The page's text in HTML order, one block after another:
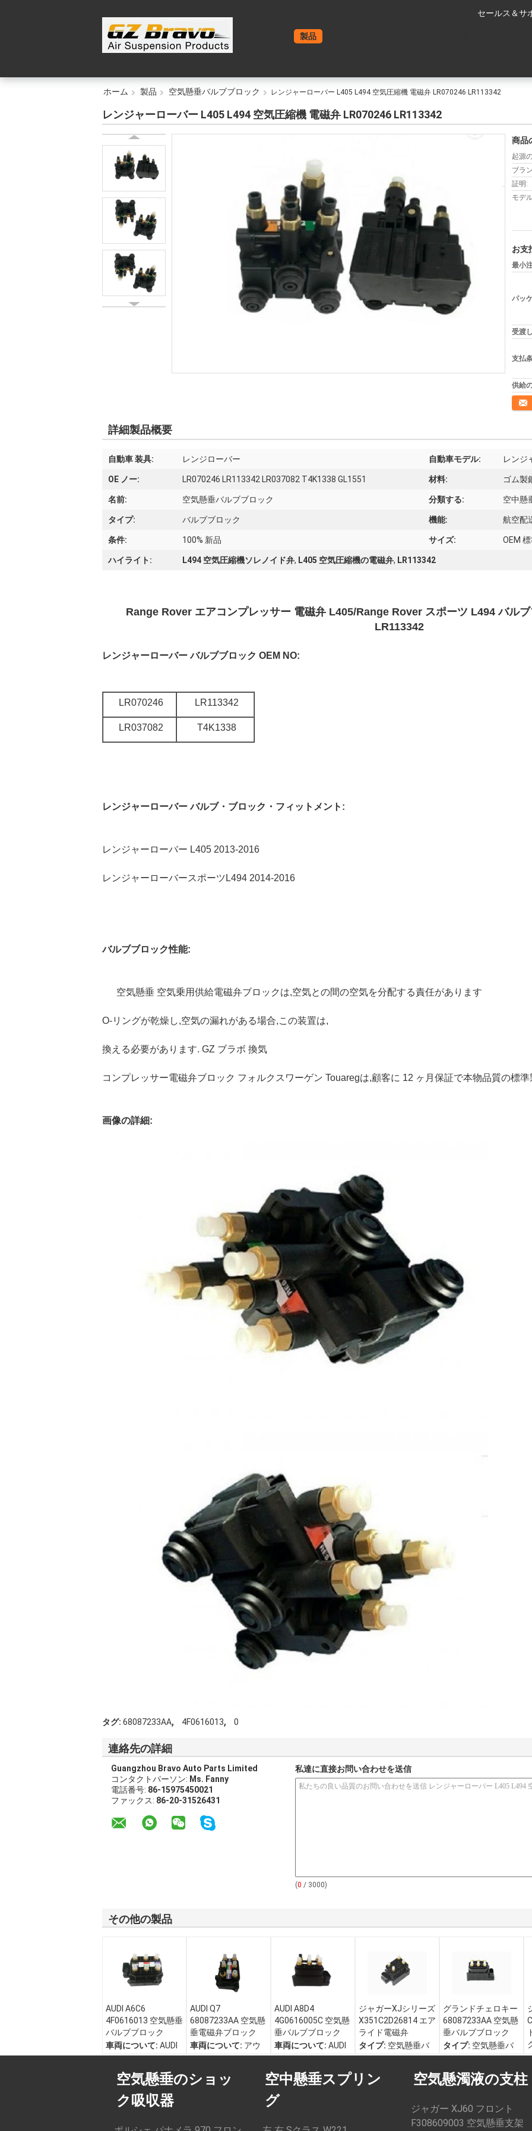
セールス＆サ
製品
ホーム 製品 空気懸垂バルブブロック レンジャーローバー L405 L494 空気圧縮機 電磁弁 LR070246 LR113342
レンジャーローバー L405 L494 空気圧縮機 電磁弁 LR070246 LR113342
商品
起源
ブラ
証明:
モデ
お支
最小
パッ
受渡
支払
供給
連絡
詳細製品概要
自動車 装具: レンジローバー 自動車モデル: レンジ
OE ノー: LR070246 LR113342 LR037082 T4K1338 GL1551 材料: ゴム製
名前: 空気懸垂バルブブロック 分類する: 空中懸
タイプ: バルブブロック 機能: 航空配
条件: 100% 新品 サイズ: OEM
ハイライト: L494 空気圧縮機ソレノイド弁, L405 空気圧縮機の電磁弁, LR113342
Range Rover エアコンプレッサー 電磁弁 L405/Range Rover スポーツ L494 バル
LR113342
レンジャーローバー バルブブロック OEM NO:
LR070246 LR113342
LR037082 T4K1338
レンジャーローバー バルブ・ブロック・フィットメント:
レンジャーローバー L405 2013-2016
レンジャーローバースポーツL494 2014-2016
バルブブロック性能:
空気懸垂 空気乗用供給電磁弁ブロックは,空気との間の空気を分配する責任があります
O-リングが乾燥し,空気の漏れがある場合,この装置は,
換える必要があります. GZ ブラボ 換気
コンプレッサー電磁弁ブロック フォルクスワーゲン Touaregは,顧客に 12 ヶ月保証で本物品質の標
画像の詳細:
タグ: 68087233AA, 4F0616013, 0
連絡先の詳細
Guangzhou Bravo Auto Parts Limited
コンタクトパーソン: Ms. Fanny
電話番号: 86-15975450021
ファックス: 86-20-31526431
私達に直接お問い合わせを送信
(0 / 3000)
その他の製品
AUDI A6C6
4F0616013 空気懸垂
バルブブロック
車両について: AUDI
A6C6/A6C5/A8D3
タイプ:
ロック
材料:
プラスチッ
ク、銅
のシャーシシステム
AUDI Q7
68087233AA 空気懸
垂電磁弁ブロック
車両について: アウ
ディQ7
ロック
のシャーシシステム
AUDI A8D4
4G0616005C 空気懸
垂バルブブロック
車両について: AUDI
A8D4/A6C7
ロック
材料:
ク、銅
装置
ジャガーXJシリーズ
X351C2D26814 エア
ライド電磁弁
タイプ: 空気懸垂バ
ルブ; 空気懸垂バル
OEM番号:
C2D47540
車両について: ジャ
グランドチェロキー
68087233AA 空気懸
垂バルブブロック
タイプ: 空気懸垂バ
ルブ; 空気懸垂バル
ブブロック
車両について:ジー
キー
OEM番号:
68087233AA
空気懸垂のショッ
ク吸収器
空中懸垂スプリン
グ
空気懸濁液の支柱
ジャガー XJ60 フロント
F308609003 空気懸垂支架